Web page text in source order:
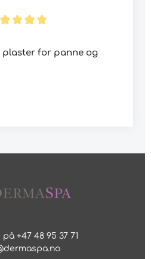
plaster for panne og
+47 48 95 37 71